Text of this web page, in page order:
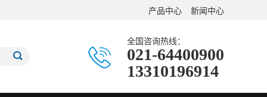
产品中心 新闻中心
全国咨询热线：
021-64400900
13310196914